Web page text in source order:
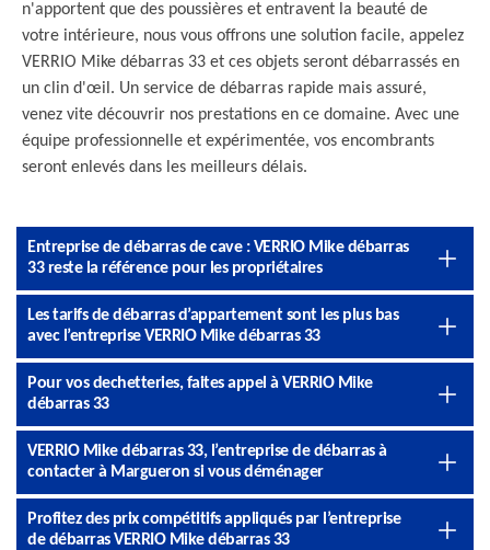
n'apportent que des poussières et entravent la beauté de
votre intérieure, nous vous offrons une solution facile, appelez
VERRIO Mike débarras 33 et ces objets seront débarrassés en
un clin d'œil. Un service de débarras rapide mais assuré,
venez vite découvrir nos prestations en ce domaine. Avec une
équipe professionnelle et expérimentée, vos encombrants
seront enlevés dans les meilleurs délais.
Entreprise de débarras de cave : VERRIO Mike débarras
33 reste la référence pour les propriétaires
Les tarifs de débarras d’appartement sont les plus bas
avec l’entreprise VERRIO Mike débarras 33
Pour vos dechetteries, faites appel à VERRIO Mike
débarras 33
VERRIO Mike débarras 33, l’entreprise de débarras à
contacter à Margueron si vous déménager
Profitez des prix compétitifs appliqués par l’entreprise
de débarras VERRIO Mike débarras 33